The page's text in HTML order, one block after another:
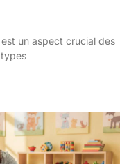
un aspect crucial des